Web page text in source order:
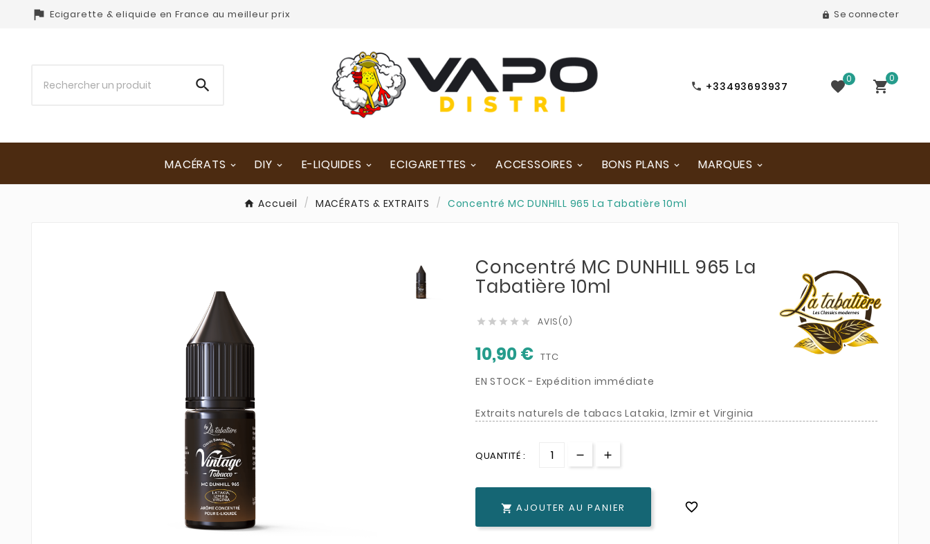
 Ecigarette & eliquide en France au meilleur prix  Se connecter
  +33493693937 0 
0
MACÉRATS DIY E-LIQUIDES ECIGARETTES ACCESSOIRES BONS PLANS MARQUES
Accueil MACÉRATS & EXTRAITS Concentré MC DUNHILL 965 La Tabatière 10ml
Concentré MC DUNHILL 965 La
Tabatière 10ml
     AVIS(0)
10,90 € TTC
EN STOCK - Expédition immédiate
Extraits naturels de tabacs Latakia, Izmir et Virginia
QUANTITÉ :
 AJOUTER AU PANIER 